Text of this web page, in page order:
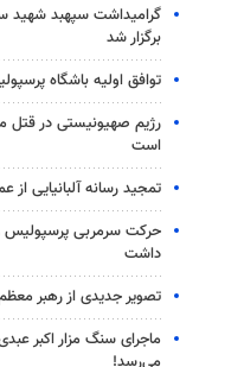
گرامیداشت سپهبد شهید
برگزار شد
توافق اولیه باشگاه
رژیم صهیونیستی در قتل
است
تمجید رسانه آلبانیایی
حرکت سرمربی پرسپولیس
داشت
تصویر جدیدی از رهبر
ماجرای سنگ مزار اکبر